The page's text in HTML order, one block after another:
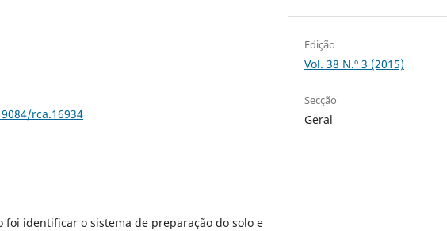
rca.16934
foi identificar o sistema de preparação do solo e
Edição
Vol. 38 N.º 3 (2015)
Secção
Geral